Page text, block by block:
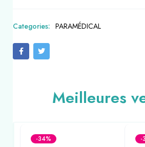
Categories: PARAMÉDICAL
Meilleures
-34% -